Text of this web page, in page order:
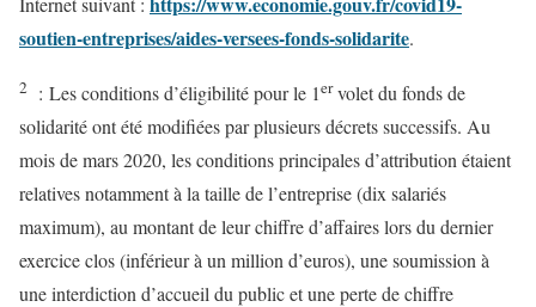
soutien-entreprises/aides-versees-fonds-solidarite.
2 : Les conditions d’éligibilité pour le 1ervolet du fonds de
solidarité ont été modifiées par plusieurs décrets successifs. Au
mois de mars 2020, les conditions principales d’attribution étaient
relatives notamment à la taille de l’entreprise (dix salariés
maximum), au montant de leur chiffre d’affaires lors du dernier
exercice clos (inférieur à un million d’euros), une soumission à
une interdiction d’accueil du public et une perte de chiffre